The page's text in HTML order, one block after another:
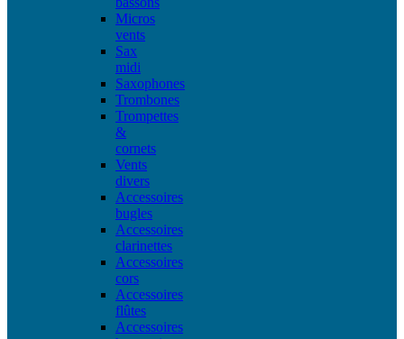
Micros
vents
Sax
midi
Saxophones
Trombones
Trompettes
&
cornets
Vents
divers
Accessoires
bugles
Accessoires
clarinettes
Accessoires
cors
Accessoires
flûtes
Accessoires